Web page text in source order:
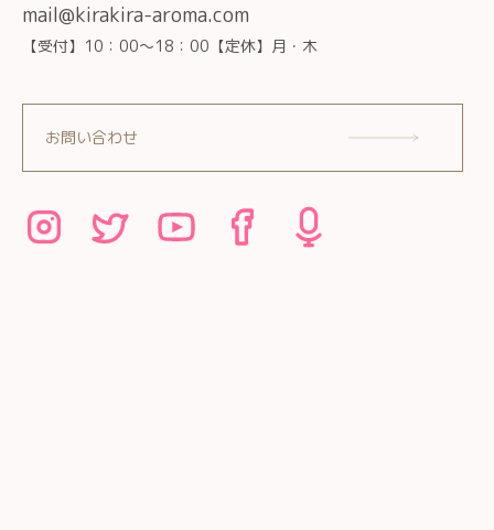
mail@kirakira-aroma.com
【受付】10：00～18：00【定休】月・木
お問い合わせ